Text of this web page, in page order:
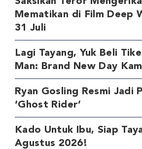
Mematikan di Film Deep
31 Juli
Lagi Tayang, Yuk Beli
Man: Brand New Day
Ryan Gosling Resmi Jadi
‘Ghost Rider’
Kado Untuk Ibu, Siap
Agustus 2026!